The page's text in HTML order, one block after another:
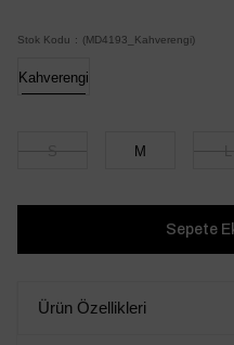
Stok Kodu (MD4193_Kahverengi)
Kahverengi
M
Ürün Özellikleri